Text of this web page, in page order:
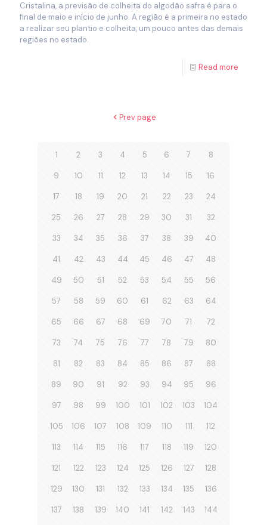
Cristalina, a previsão de colheita do algodão safra é para o
final de maio e início de junho. A região é a primeira no estado
a realizar seu plantio e colheita, um pouco antes das demais
regiões no estado.
Read more
Prev page
1 2 3 4 5 6 7 8
9 10 11 12 13 14 15 16
17 18 19 20 21 22 23 24
25 26 27 28 29 30 31 32
33 34 35 36 37 38 39 40
41 42 43 44 45 46 47 48
49 50 51 52 53 54 55 56
57 58 59 60 61 62 63 64
65 66 67 68 69 70 71 72
73 74 75 76 77 78 79 80
81 82 83 84 85 86 87 88
89 90 91 92 93 94 95 96
97 98 99 100 101 102 103 104
105 106 107 108 109 110 111 112
113 114 115 116 117 118 119 120
121 122 123 124 125 126 127 128
129 130 131 132 133 134 135 136
137 138 139 140 141 142 143 144